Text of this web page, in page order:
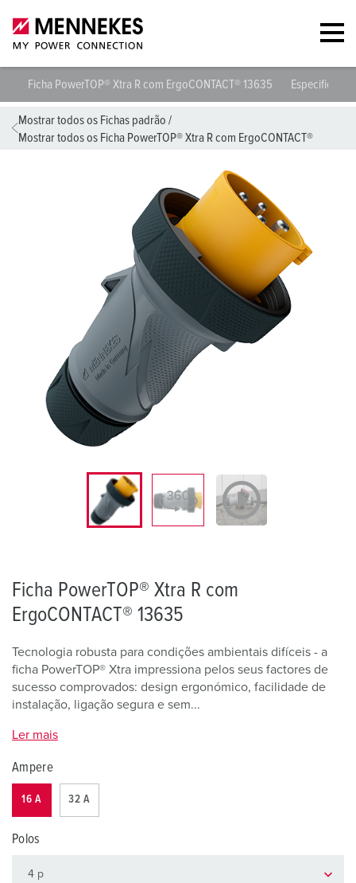
Ficha PowerTOP® Xtra R com ErgoCONTACT® 13635
Mostrar todos os Fichas padrão /
Mostrar todos os Ficha PowerTOP® Xtra R com ErgoCONTACT®
Ficha PowerTOP® Xtra R com
ErgoCONTACT® 13635
Tecnologia robusta para condições ambientais difíceis - a
ficha PowerTOP® Xtra impressiona pelos seus factores de
sucesso comprovados: design ergonómico, facilidade de
instalação, ligação segura e sem...
Ler mais
Ampere
16 A 32 A
Polos